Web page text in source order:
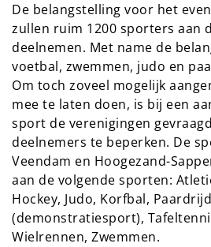
De belangstelling voor het
zullen ruim 1200 sporters aan
deelnemen. Met name de
voetbal, zwemmen, judo en
Om toch zoveel mogelijk
mee te laten doen, is bij een
sport de verenigingen
deelnemers te beperken. De
Veendam en Hoogezand-
aan de volgende sporten:
Hockey, Judo, Korfbal,
(demonstratiesport),
Wielrennen, Zwemmen.